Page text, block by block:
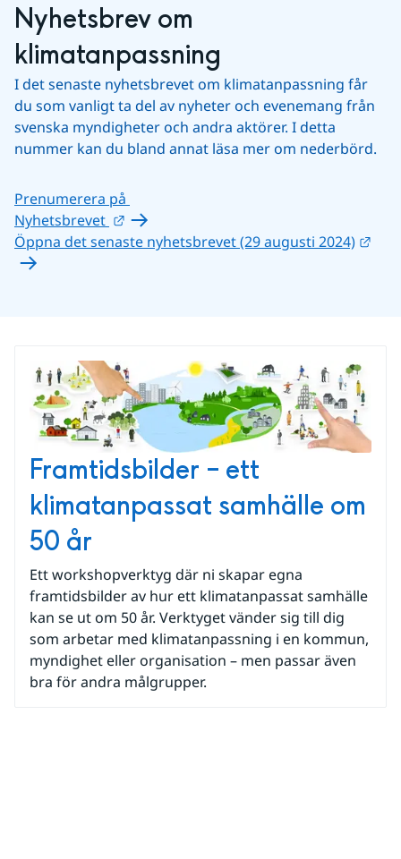
Nyhetsbrev om
klimatanpassning
I det senaste nyhetsbrevet om klimatanpassning får
du som vanligt ta del av nyheter och evenemang från
svenska myndigheter och andra aktörer. I detta
nummer kan du bland annat läsa mer om nederbörd.
Prenumerera på
Nyhetsbrevet
Länk till annan webbplats.
Öppna det senaste nyhetsbrevet (29 augusti 2024)
Framtidsbilder – ett
klimatanpassat samhälle om
50 år
Ett workshopverktyg där ni skapar egna
framtidsbilder av hur ett klimatanpassat samhälle
kan se ut om 50 år. Verktyget vänder sig till dig
som arbetar med klimatanpassning i en kommun,
myndighet eller organisation – men passar även
bra för andra målgrupper.